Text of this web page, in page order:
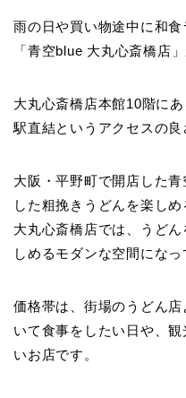
雨の日や買い物途中に和食
「青空blue 大丸心斎橋店
大丸心斎橋店本館10階に
駅直結というアクセスの良
大阪・平野町で開店した
した粗挽きうどんを楽し
大丸心斎橋店では、うど
しめるモダンな空間になっ
価格帯は、街場のうどん
いて食事をしたい日や、
いお店です。